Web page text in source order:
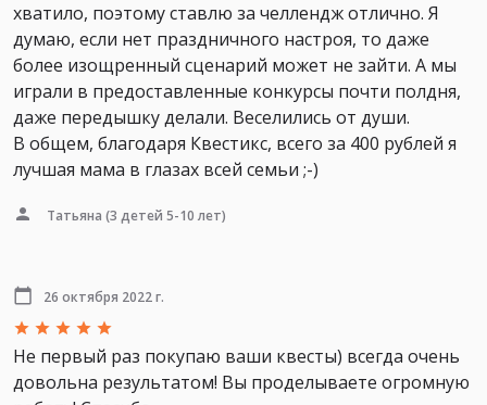
хватило, поэтому ставлю за челлендж отлично. Я
думаю, если нет праздничного настроя, то даже
более изощренный сценарий может не зайти. А мы
играли в предоставленные конкурсы почти полдня,
даже передышку делали. Веселились от души.
В общем, благодаря Квестикс, всего за 400 рублей я
лучшая мама в глазах всей семьи ;-)
Татьяна (3 детей 5-10 лет)
26 октября 2022 г.
Не первый раз покупаю ваши квесты) всегда очень
довольна результатом! Вы проделываете огромную